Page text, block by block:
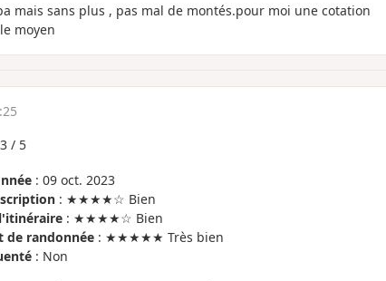
mais sans plus , pas mal de montés.pour moi une cotation
moyen
/ 5
: 09 oct. 2023
: ★★★★☆ Bien
: ★★★★☆ Bien
randonnée: ★★★★★ Très bien
: Non